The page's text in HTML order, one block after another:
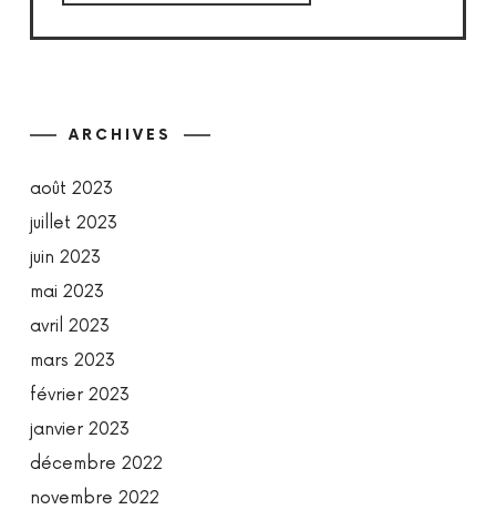
ARCHIVES
août 2023
juillet 2023
juin 2023
mai 2023
avril 2023
mars 2023
février 2023
janvier 2023
décembre 2022
novembre 2022